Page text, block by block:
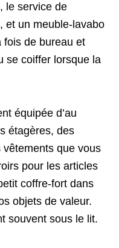
le service de
et un meuble-lavabo
fois de bureau et
se coiffer lorsque la
équipée d’au
étagères, des
que vous
pour les articles
coffre-fort dans
objets de valeur.
souvent sous le lit.